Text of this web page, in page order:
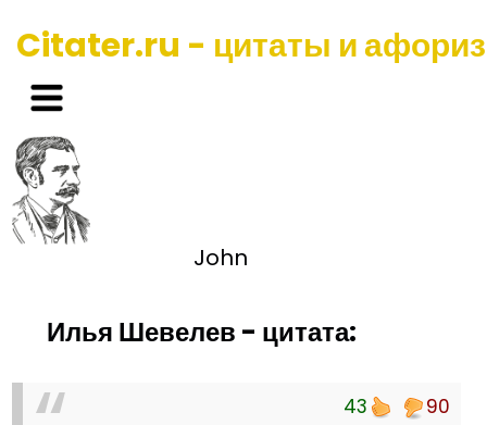
Citater.ru - цитаты и
John
Илья Шевелев - цитата:
43 90